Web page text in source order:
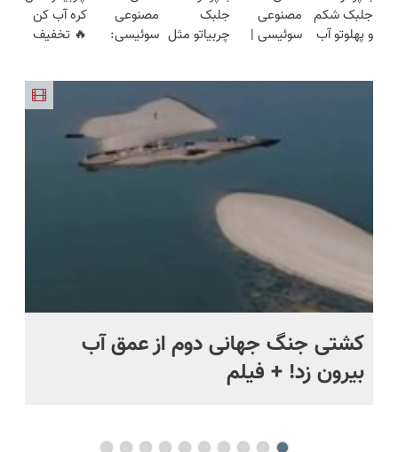
و پرداخت
اقساطی 💳
حراج شد🔥
پرداخت
🎁
جلبک شکم
و پهلوتو آب
مصنوعی
سوئیسی |
رایگان+پرداخت
اقساطی😍
جلبک
چربیاتو مثل
مصنوعی
سوئیسی:
و مقاوم |
پرداخت
قسطی
کره آب کن
🔥 تخفیف
کشتی‌ جنگ جهانی دوم از عمق آب
بیرون زد! + فیلم